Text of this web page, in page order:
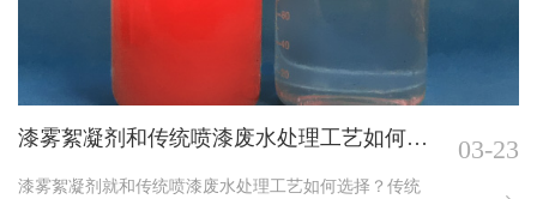
漆雾絮凝剂和传统喷漆废水处理工艺如何选
漆雾絮凝剂就和传统喷漆废水处理工艺如何选择？传统
03-23